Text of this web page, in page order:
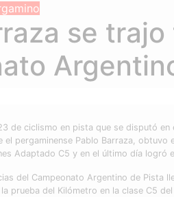
se
de ciclismo en pista que se disputó
pergaminense Pablo Barraza,
Adaptado C5 y en el último día logró
del Campeonato Argentino de Pista
prueba del Kilómetro en la clase C5